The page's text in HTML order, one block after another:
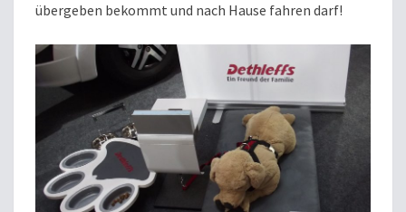
übergeben bekommt und nach Hause fahren darf!